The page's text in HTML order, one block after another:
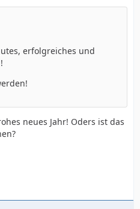
erfolgreiches und
neues Jahr! Oders ist das